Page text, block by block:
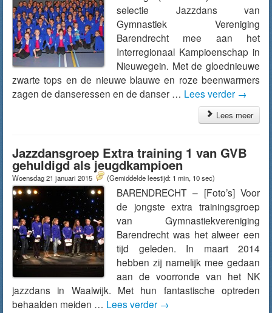
selectie Jazzdans van
Gymnastiek Vereniging
Barendrecht mee aan het
Interregionaal Kampioenschap in
Nieuwegein. Met de gloednieuwe
zwarte tops en de nieuwe blauwe en roze beenwarmers
zagen de danseressen en de danser … Lees verder →
Lees meer
Jazzdansgroep Extra training 1 van GVB
gehuldigd als jeugdkampioen
Woensdag 21 januari 2015 (Gemiddelde leestijd: 1 min, 10 sec)
BARENDRECHT – [Foto’s] Voor
de jongste extra trainingsgroep
van Gymnastiekvereniging
Barendrecht was het alweer een
tijd geleden. In maart 2014
hebben zij namelijk mee gedaan
aan de voorronde van het NK
jazzdans in Waalwijk. Met hun fantastische optreden
behaalden meiden … Lees verder →